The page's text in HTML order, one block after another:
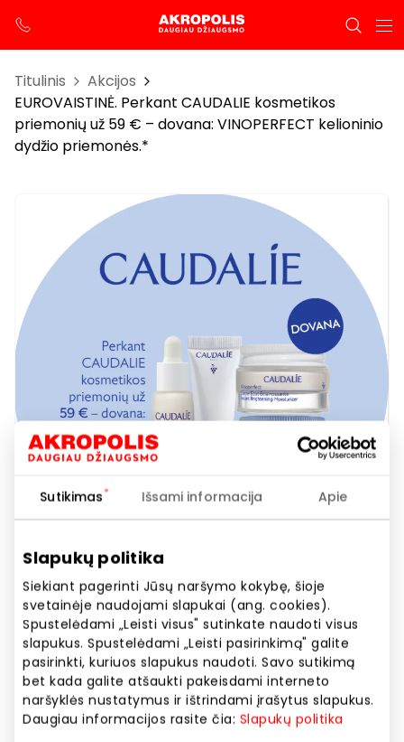
Sutikimas Išsami informacija Apie
Slapukų politika
Siekiant pagerinti Jūsų naršymo kokybę, šioje
svetainėje naudojami slapukai (ang. cookies).
Spustelėdami „Leisti visus" sutinkate naudoti visus
slapukus. Spustelėdami „Leisti pasirinkimą" galite
pasirinkti, kuriuos slapukus naudoti. Savo sutikimą
bet kada galite atšaukti pakeisdami interneto
naršyklės nustatymus ir ištrindami įrašytus slapukus.
Daugiau informacijos rasite čia: Slapukų politika
Titulinis
Akcijos
EUROVAISTINĖ. Perkant CAUDALIE kosmetikos
priemonių už 59 € – dovana: VINOPERFECT kelioninio
dydžio priemonės.*
EUROVAISTINĖ. Perkant CAUDALIE
kosmetikos priemonių už 59 € –
dovana: VINOPERFECT kelioninio
dydžio priemonės.*